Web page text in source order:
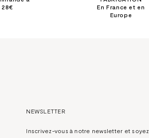
En France et en
Europe
NEWSLETTER
Inscrivez-vous à notre newsletter et soyez